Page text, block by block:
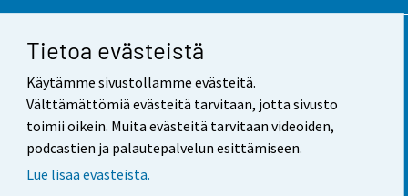
Tietoa evästeistä
Käytämme sivustollamme evästeitä.
Välttämättömiä evästeitä tarvitaan, jotta sivusto
toimii oikein. Muita evästeitä tarvitaan videoiden,
podcastien ja palautepalvelun esittämiseen.
Lue lisää evästeistä.
Yhteystiedot
Palaute
Käyttöehdot